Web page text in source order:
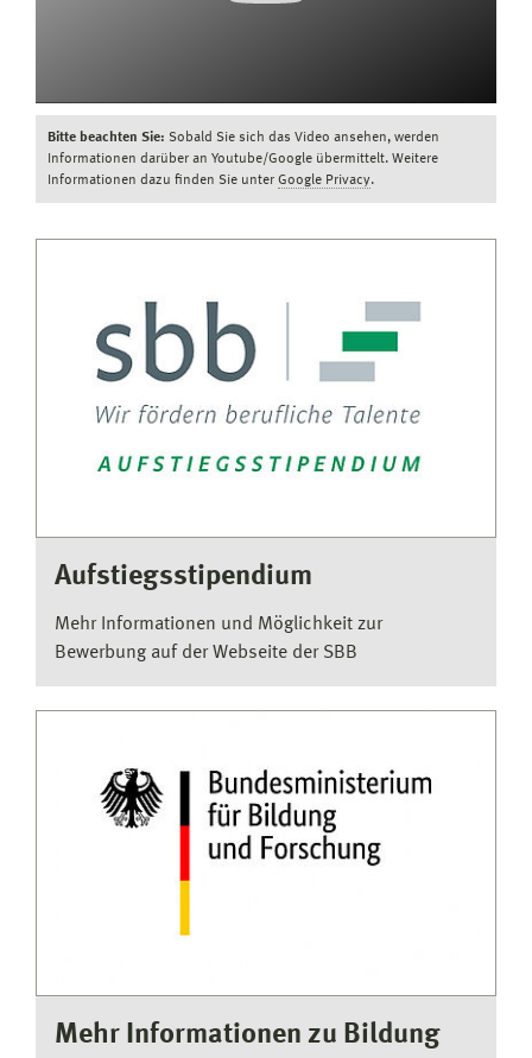
Bitte beachten Sie: Sobald Sie sich das Video ansehen, werden
Informationen darüber an Youtube/Google übermittelt. Weitere
Informationen dazu finden Sie unter Google Privacy.
Aufstiegsstipendium
Mehr Informationen und Möglichkeit zur
Bewerbung auf der Webseite der SBB
Mehr Informationen zu Bildung